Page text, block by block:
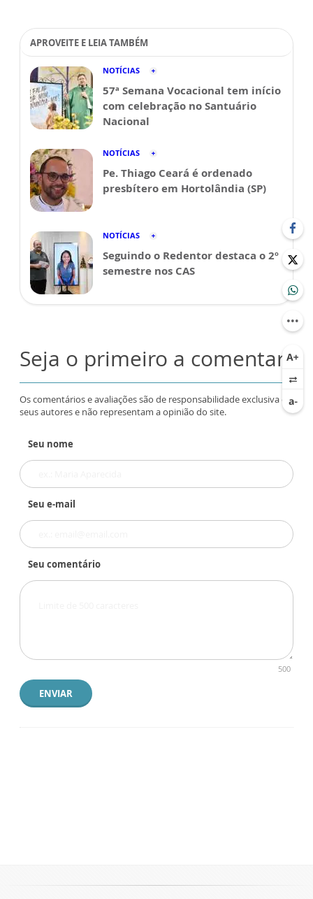
APROVEITE E LEIA TAMBÉM
NOTÍCIAS
57ª Semana Vocacional tem início
com celebração no Santuário
Nacional
NOTÍCIAS
Pe. Thiago Ceará é ordenado
presbítero em Hortolândia (SP)
NOTÍCIAS
Seguindo o Redentor destaca o 2º
semestre nos CAS
Seja o primeiro a comentar
Os comentários e avaliações são de responsabilidade exclusiva de
seus autores e não representam a opinião do site.
Seu nome
Seu e-mail
Seu comentário
500
ENVIAR